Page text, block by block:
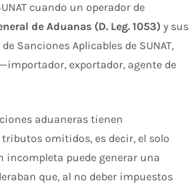
cuando un operador de
de Aduanas (D. Leg. 1053) y sus
Sanciones Aplicables de SUNAT,
exportador, agente de
aduaneras tienen
omitidos, es decir, el solo
puede generar una
que, al no deber impuestos